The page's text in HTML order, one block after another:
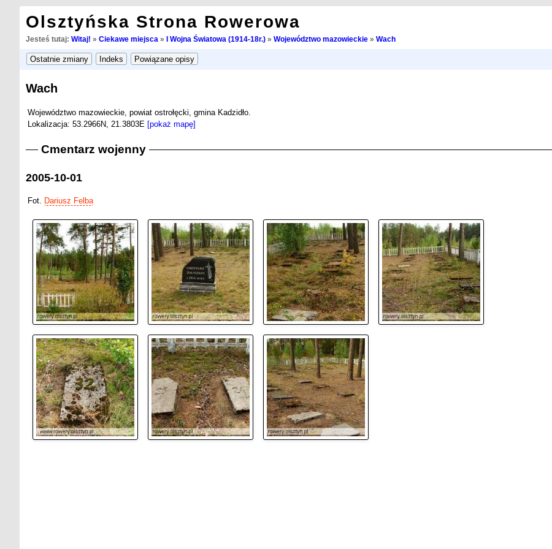
Olsztyńska Strona Rowerowa
Jesteś tutaj: Witaj! » Ciekawe miejsca » I Wojna Światowa (1914-18r.)» Województwo mazowieckie» Wach
Wach
Województwo mazowieckie, powiat ostrołęcki, gmina Kadzidło.
Lokalizacja: 53.2966N, 21.3803E [pokaż mapę]
Cmentarz wojenny
2005-10-01
Fot. Dariusz Felba